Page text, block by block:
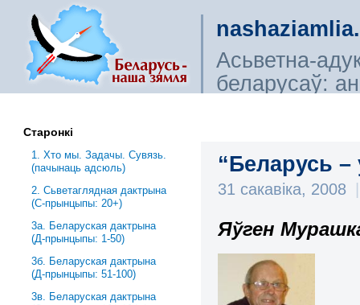
Асьветна-
беларусаў:
“Беларусь
31 сакавіка, 2008 |
Яўген
Старонкі
1. Хто мы. Задачы. Сувязь.
(пачынаць адсюль)
2. Сьветаглядная дактрына
(С-прынцыпы: 20+)
3a. Беларуская дактрына
(Д-прынцыпы: 1-50)
3б. Беларуская дактрына
(Д-прынцыпы: 51-100)
3в. Беларуская дактрына